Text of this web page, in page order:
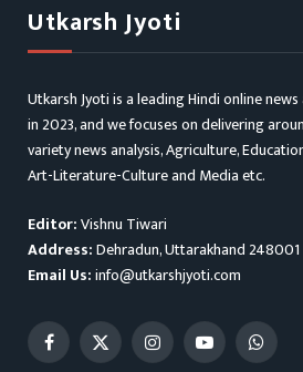
Utkarsh Jyoti
Utkarsh Jyoti is a leading Hindi online
in 2023, and we focuses on delivering
variety news analysis, Agriculture,
Art-Literature-Culture and Media etc.
Editor:Vishnu Tiwari
Address:Dehradun, Uttarakhand 248001
Email Us:info@utkarshjyoti.com
Facebook
X
InstagramYouTube